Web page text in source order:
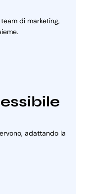
di marketing,
adattando la